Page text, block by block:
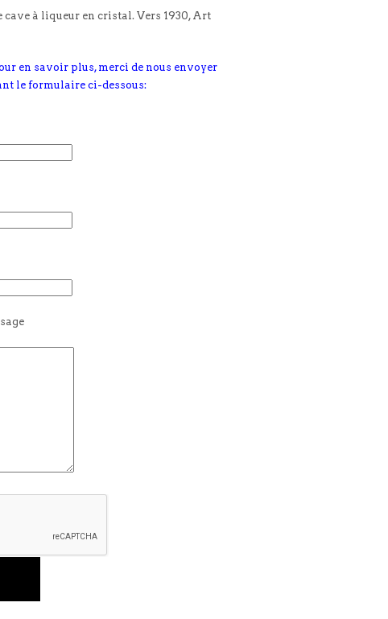
cave à liqueur en cristal. Vers 1930, Art
en savoir plus, merci de nous envoyer
le formulaire ci-dessous: